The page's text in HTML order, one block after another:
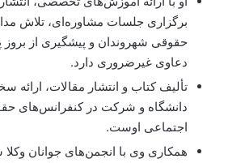
برگزاری جلسات مشاوره‌ای، تلاش
حقوقی شهروندان و پیشگیری از
دعاوی غیرضروری دارد.
تألیف کتاب و انتشار مقالات، ارائه
دانشگاه و شرکت در کنفرانس‌های
اجتماعی اوست.
همکاری وی با انجمن‌های جوانان